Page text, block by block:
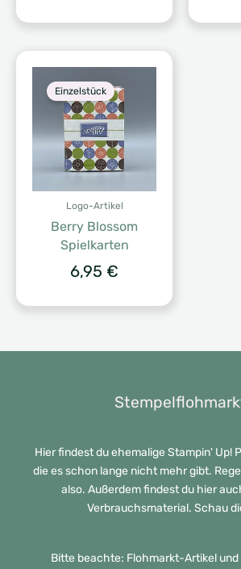
Einzelstück
Logo-Artikel
Berry Blossom
Spielkarten
6,95 €
Hier findest du ehemalige Stampin' Up!
die es schon lange nicht mehr gibt.
also. Außerdem findest du hier
Verbrauchsmaterial. Schau
Bitte beachte: Flohmarkt-Artikel und